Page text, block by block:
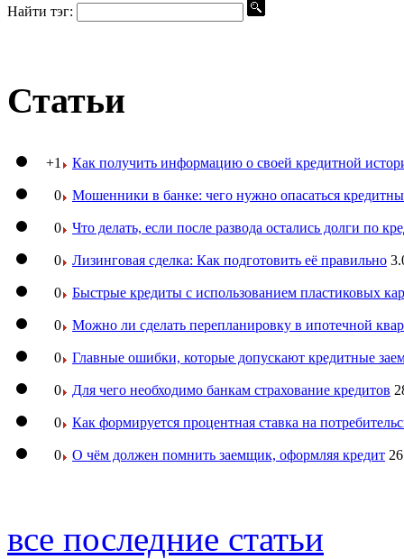
Найти тэг:
Статьи
+1 Как получить информацию о своей кредитной
0 Мошенники в банке: чего нужно опасаться
0 Что делать, если после развода остались долги по
0 Лизинговая сделка: Как подготовить её правильно
0 Быстрые кредиты с использованием пластиковых
0 Можно ли сделать перепланировку в ипотечной
0 Главные ошибки, которые допускают кредитные
0 Для чего необходимо банкам страхование кредитов
0 Как формируется процентная ставка на
0 О чём должен помнить заемщик, оформляя кредит
все последние статьи